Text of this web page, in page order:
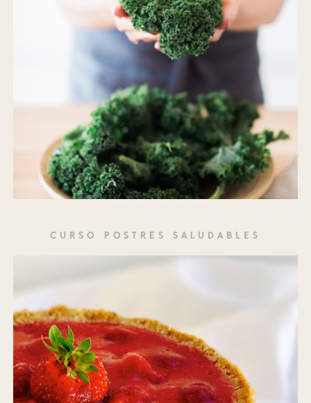
CURSO POSTRES SALUDABLES